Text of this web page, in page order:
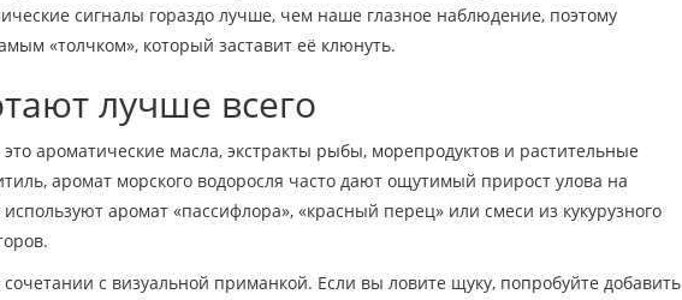
сигналы гораздо лучше, чем наше глазное наблюдение, поэтому
«толчком», который заставит её клюнуть.
лучше всего
ароматические масла, экстракты рыбы, морепродуктов и растительные
аромат морского водоросля часто дают ощутимый прирост улова на
аромат «пассифлора», «красный перец» или смеси из кукурузного
с визуальной приманкой. Если вы ловите щуку, попробуйте добавить